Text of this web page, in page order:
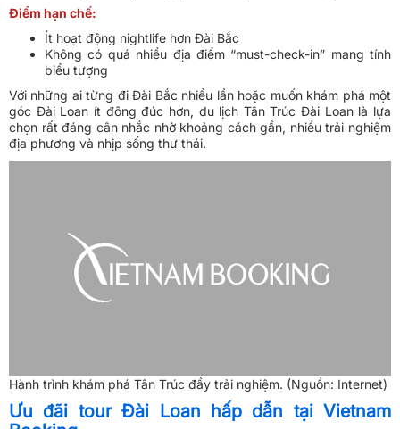
Điểm hạn chế:
Ít hoạt động nightlife hơn Đài Bắc
Không có quá nhiều địa điểm “must-check-in” mang tính
biểu tượng
Với những ai từng đi Đài Bắc nhiều lần hoặc muốn khám phá một
góc Đài Loan ít đông đúc hơn, du lịch Tân Trúc Đài Loan là lựa
chọn rất đáng cân nhắc nhờ khoảng cách gần, nhiều trải nghiệm
địa phương và nhịp sống thư thái.
Hành trình khám phá Tân Trúc đầy trải nghiệm. (Nguồn: Internet)